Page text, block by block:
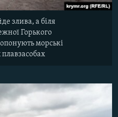
злива, а біля
Горького
морські